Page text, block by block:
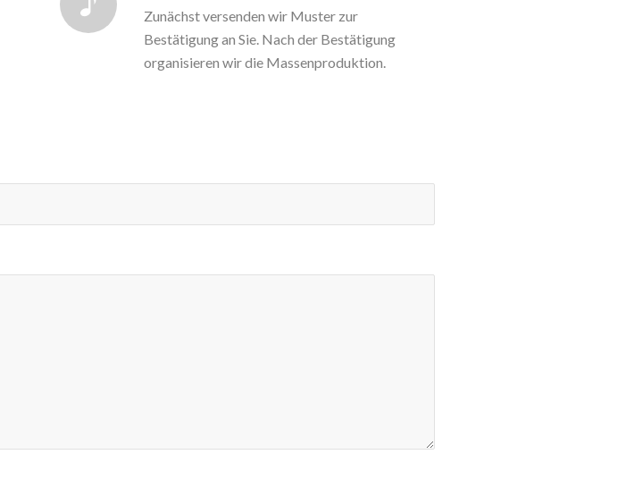
Zunächst versenden wir Muster zur
Bestätigung an Sie. Nach der Bestätigung
organisieren wir die Massenproduktion.